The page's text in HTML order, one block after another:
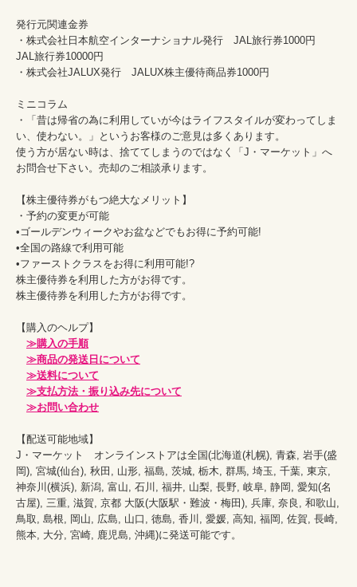
発行元関連金券
・株式会社日本航空インターナショナル発行　JAL旅行券1000円
JAL旅行券10000円
・株式会社JALUX発行　JALUX株主優待商品券1000円
ミニコラム
・「昔は帰省の為に利用していが今はライフスタイルが変わってしま
い、使わない。」というお客様のご意見は多くあります。
使う方が居ない時は、捨ててしまうのではなく「J・マーケット」へ
お問合せ下さい。売却のご相談承ります。
【株主優待券がもつ絶大なメリット】
・予約の変更が可能
•ゴールデンウィークやお盆などでもお得に予約可能!
•全国の路線で利用可能
•ファーストクラスをお得に利用可能!?
株主優待券を利用した方がお得です。
株主優待券を利用した方がお得です。
【購入のヘルプ】
≫購入の手順
≫商品の発送日について
≫送料について
≫支払方法・振り込み先について
≫お問い合わせ
【配送可能地域】
J・マーケット　オンラインストアは全国(北海道(札幌), 青森, 岩手(盛
岡), 宮城(仙台), 秋田, 山形, 福島, 茨城, 栃木, 群馬, 埼玉, 千葉, 東京,
神奈川(横浜), 新潟, 富山, 石川, 福井, 山梨, 長野, 岐阜, 静岡, 愛知(名
古屋), 三重, 滋賀, 京都 大阪(大阪駅・難波・梅田), 兵庫, 奈良, 和歌山,
鳥取, 島根, 岡山, 広島, 山口, 徳島, 香川, 愛媛, 高知, 福岡, 佐賀, 長崎,
熊本, 大分, 宮崎, 鹿児島, 沖縄)に発送可能です。